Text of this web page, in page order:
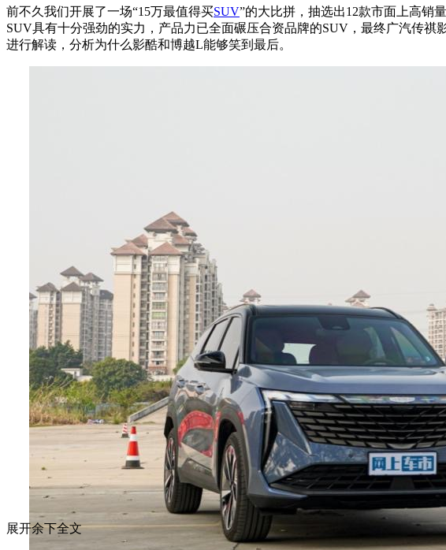
前不久我们开展了一场“15万最值得买SUV”的大比拼，抽选出12款市面上高销
SUV具有十分强劲的实力，产品力已全面碾压合资品牌的SUV，最终广汽传祺
进行解读，分析为什么影酷和博越L能够笑到最后。
展开余下全文